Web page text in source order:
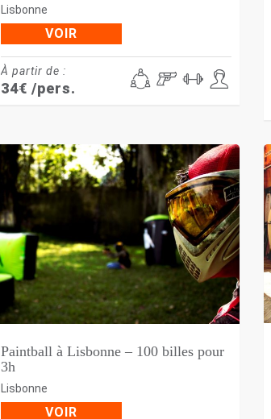
Lisbonne
VOIR
À partir de :
34€ /pers.
Paintball à Lisbonne – 100 billes pour
3h
Lisbonne
VOIR